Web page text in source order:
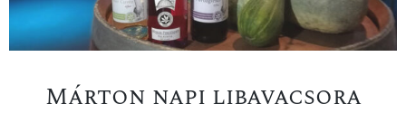
Márton napi libavacsora